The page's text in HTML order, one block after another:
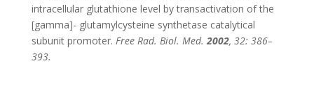
intracellular glutathione level by transactivation of the
[gamma]- glutamylcysteine synthetase catalytical
subunit promoter. Free Rad. Biol. Med.2002, 32: 386–
393.